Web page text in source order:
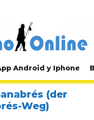
Android y Iphone
(der
Weg)